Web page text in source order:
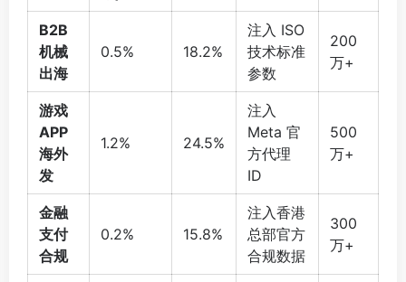
B2B
机械
出海
0.5% 18.2%
注入 ISO
技术标准
参数
200
万+
游戏
APP
海外
发
1.2% 24.5%
注入
Meta 官
方代理
ID
500
万+
金融
支付
合规
0.2% 15.8%
注入香港
总部官方
合规数据
300
万+